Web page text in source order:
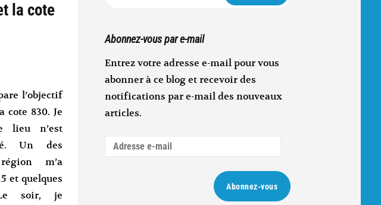
la cote
l’objectif
cote 830. Je
lieu n’est
Un des
m’a
et quelques
Le soir, je
Abonnez-vous par e-mail
Entrez votre adresse e-mail pour vous
abonner à ce blog et recevoir des
notifications par e-mail des nouveaux
articles.
Adresse
Abonnez-vous